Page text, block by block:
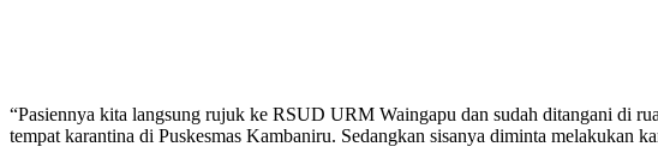
“Pasiennya kita langsung rujuk ke RSUD URM Waingapu dan sudah ditangani di
tempat karantina di Puskesmas Kambaniru. Sedangkan sisanya diminta melakukan